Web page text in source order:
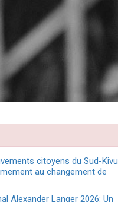
citoyens du Sud-Kivu
au changement de
Alexander Langer 2026: Un